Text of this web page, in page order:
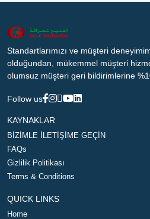
Standartlarımızı ve müşteri
olduğundan, mükemmel müşteri
olumsuz müşteri geri bildirimlerine
Follow us
KAYNAKLAR
BİZİMLE İLETİŞİME GEÇİN
FAQs
Gizlilik Politikası
Terms & Conditions
QUICK LINKS
Home